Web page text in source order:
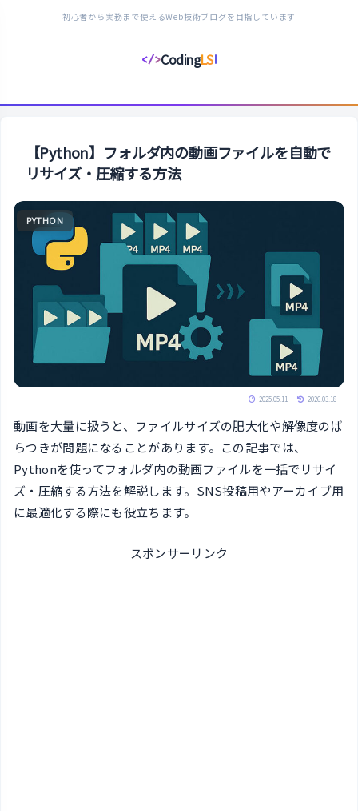
初心者から実務まで使えるWeb技術ブログを目指しています
</>CodingLS
コ
デ
ン
グ
フ
ス
タ
イ
【Python】フォルダ内の動画ファイルを自動で
リサイズ・圧縮する方法
PYTHON
2025.05.11 2026.03.18
動画を大量に扱うと、ファイルサイズの肥大化や解像度のば
らつきが問題になることがあります。この記事では、
Pythonを使ってフォルダ内の動画ファイルを一括でリサイ
ズ・圧縮する方法を解説します。SNS投稿用やアーカイブ用
に最適化する際にも役立ちます。
スポンサーリンク